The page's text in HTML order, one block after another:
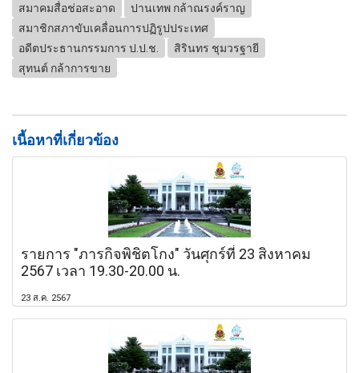
สมาคมสื่อช่อสะอาด
ปานเทพ กล้าณรงค์ราญ
สมาชิกสภาขับเคลื่อนการปฏิรูปประเทศ
อดีตประธานกรรมการ ป.ป.ช.
สิรินทร ชุมวรฐายี
สุทนต์ กล้าการขาย
เนื้อหาที่เกี่ยวข้อง
รายการ "ภารกิจพิชิตโกง" วันศุกร์ที่ 23 สิงหาคม
2567 เวลา 19.30-20.00 น.
23 ส.ค. 2567